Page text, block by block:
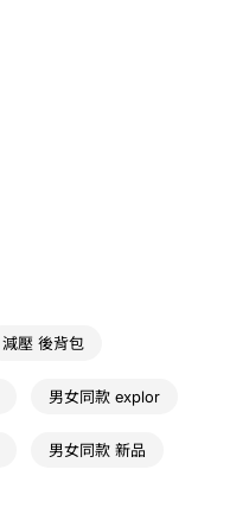
減壓 後背包
男女同款 explor
男女同款 新品